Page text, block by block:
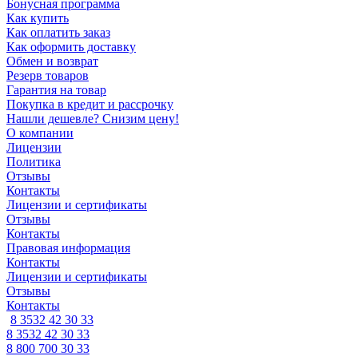
Бонусная программа
Как купить
Как оплатить заказ
Как оформить доставку
Обмен и возврат
Резерв товаров
Гарантия на товар
Покупка в кредит и рассрочку
Нашли дешевле? Снизим цену!
О компании
Лицензии
Политика
Отзывы
Контакты
Лицензии и сертификаты
Отзывы
Контакты
Правовая информация
Контакты
Лицензии и сертификаты
Отзывы
Контакты
8 3532 42 30 33
8 3532 42 30 33
8 800 700 30 33